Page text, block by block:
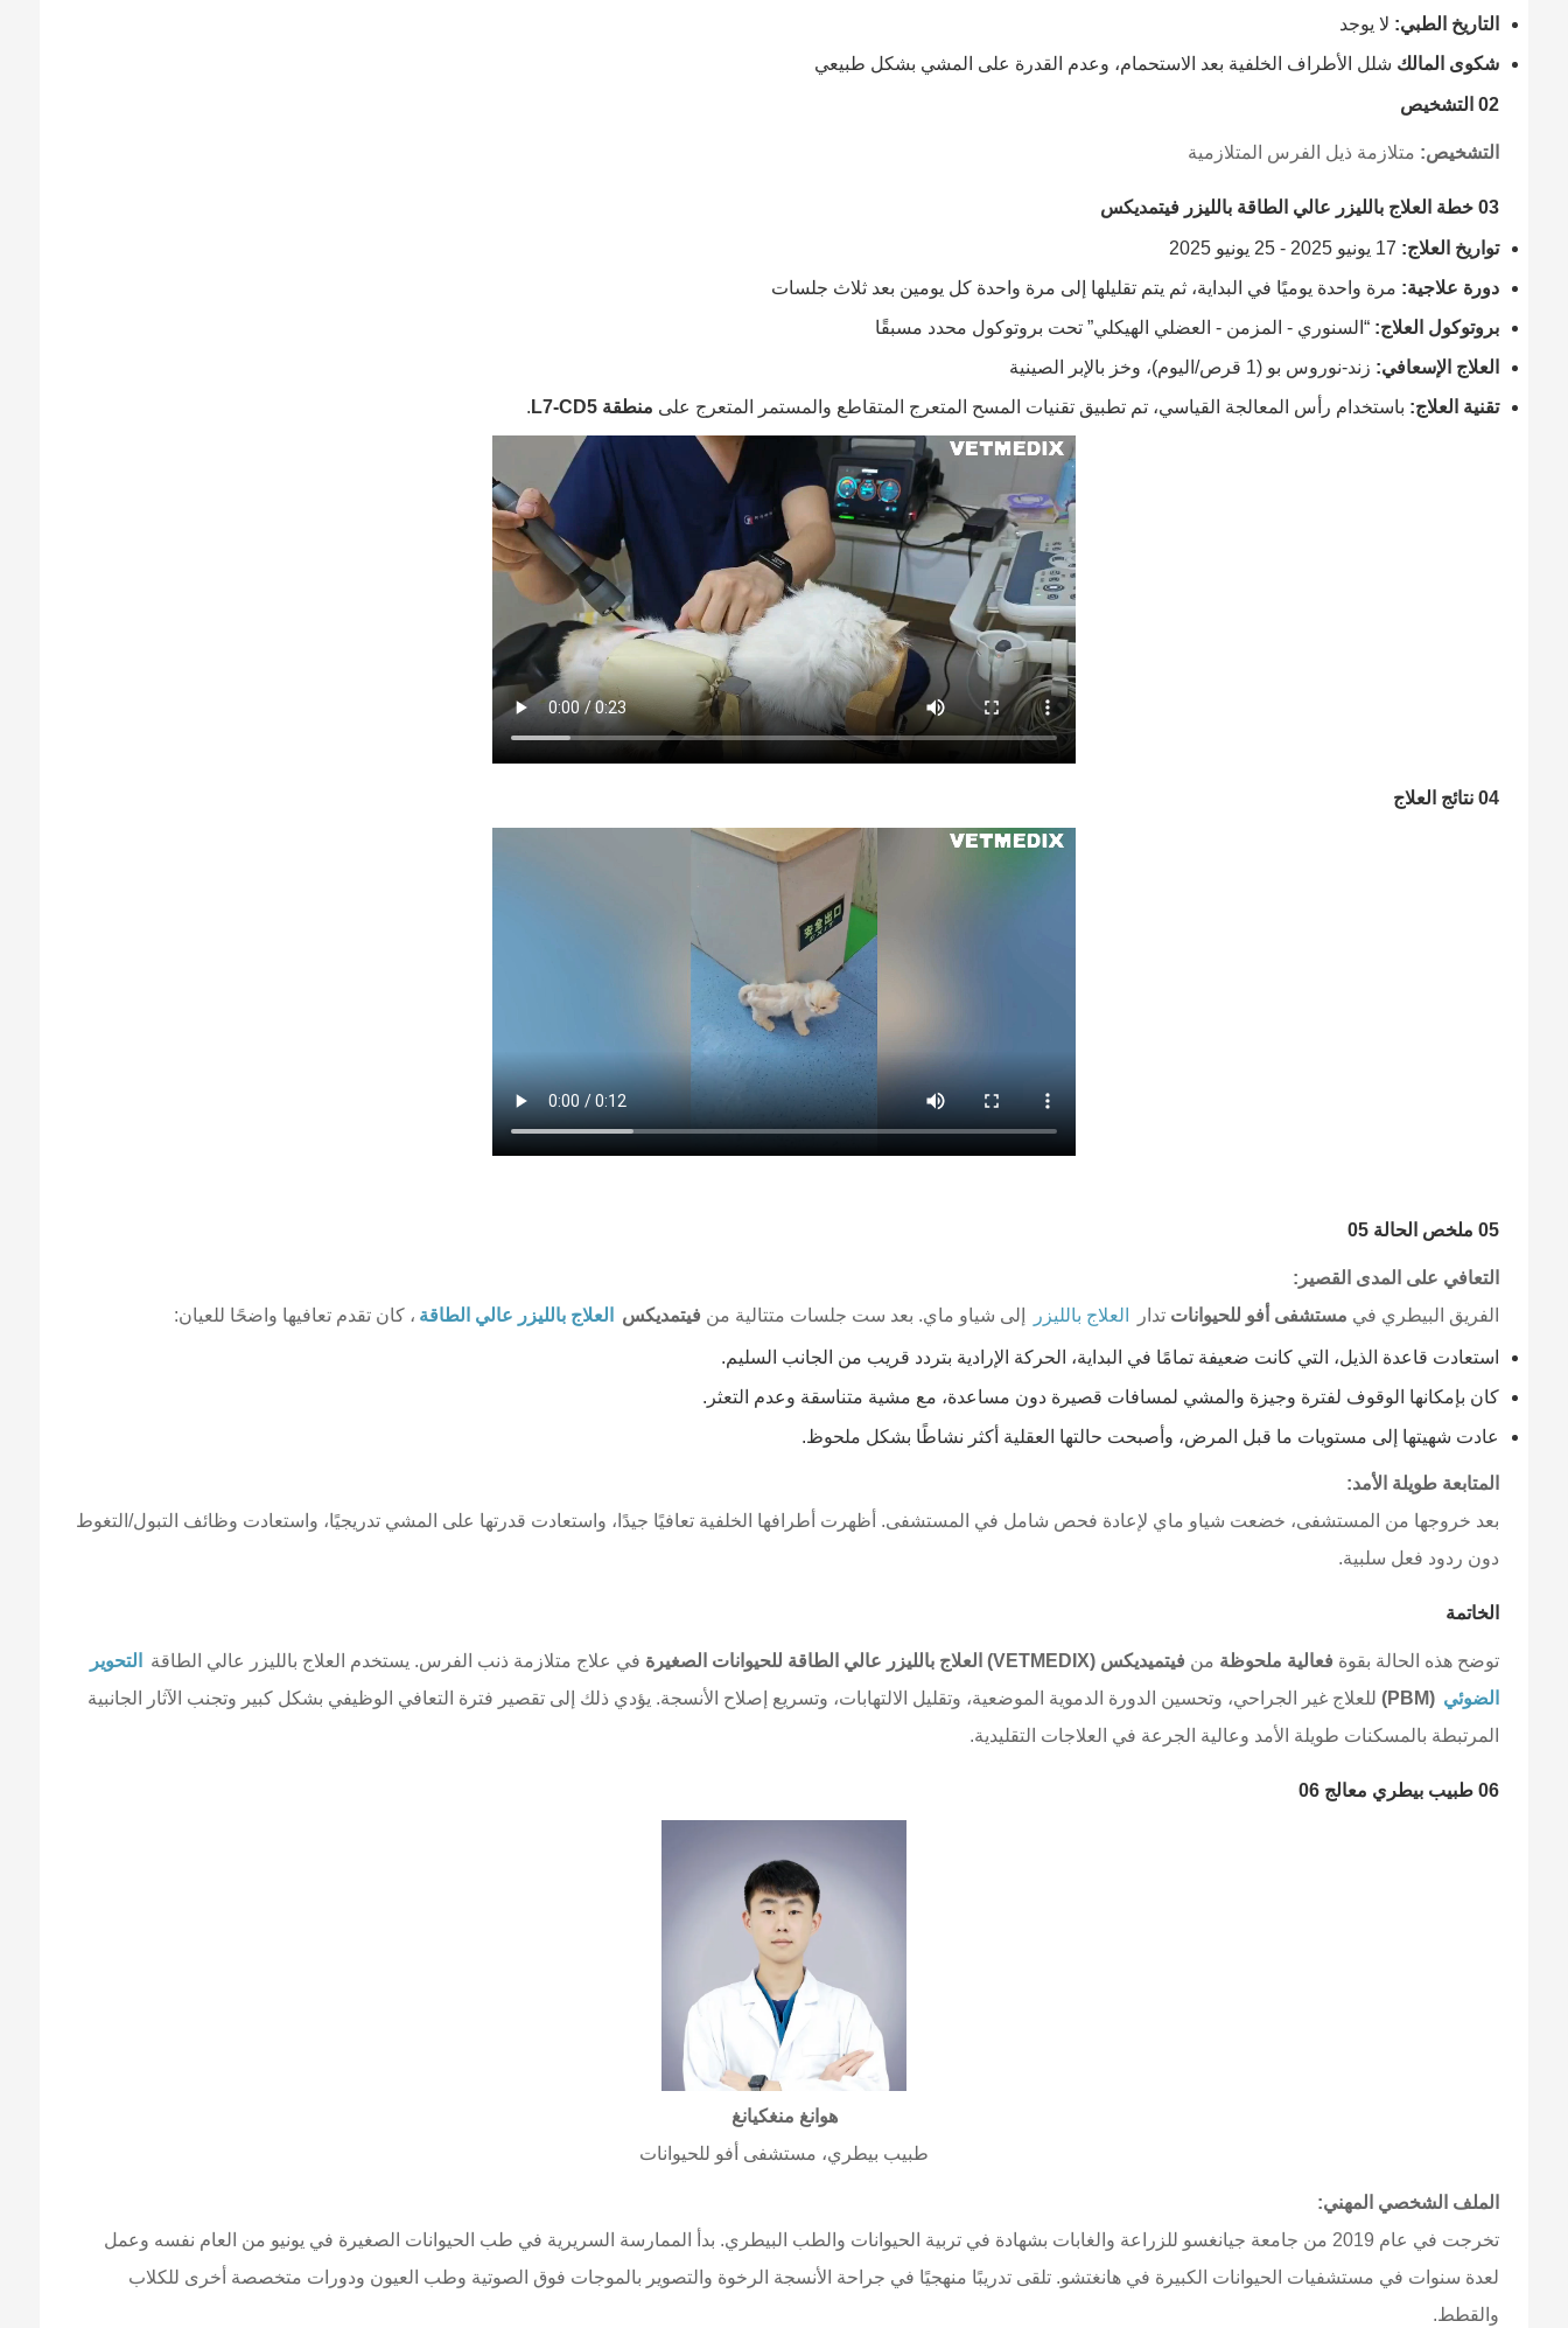
التاريخ الطبي: لا يوجد
شكوى المالك شلل الأطراف الخلفية بعد الاستحمام، وعدم القدرة على المشي بشكل طبيعي
02 التشخيص
التشخيص: متلازمة ذيل الفرس المتلازمية
03 خطة العلاج بالليزر عالي الطاقة بالليزر فيتمديكس
تواريخ العلاج:
دورة علاجية: مرة واحدة يوميًا في البداية، ثم يتم تقليلها إلى مرة واحدة كل يومين بعد ثلاث جلسات
بروتوكول العلاج: “السنوري - المزمن - العضلي الهيكلي” تحت بروتوكول محدد مسبقًا
العلاج الإسعافي: زند-نوروس بو (1 قرص/اليوم)، وخز بالإبر الصينية
تقنية العلاج: باستخدام رأس المعالجة القياسي، تم تطبيق تقنيات المسح المتعرج المتقاطع والمستمر المتعرج على منطقة L7-CD5 .
04 نتائج العلاج
05 ملخص الحالة 05
التعافي على المدى القصير:
الفريق البيطري في مستشفى أفو للحيوانات تدار العلاج بالليزر إلى شياو ماي. بعد ست جلسات متتالية من فيتمديكس العلاج بالليزر عالي الطاقة ، كان تقدم تعافيها واضحًا للعيان:
استعادت قاعدة الذيل، التي كانت ضعيفة تمامًا في البداية، الحركة الإرادية بتردد قريب من الجانب السليم.
كان بإمكانها الوقوف لفترة وجيزة والمشي لمسافات قصيرة دون مساعدة، مع مشية متناسقة وعدم التعثر.
عادت شهيتها إلى مستويات ما قبل المرض، وأصبحت حالتها العقلية أكثر نشاطًا بشكل ملحوظ.
المتابعة طويلة الأمد:
بعد خروجها من المستشفى، خضعت شياو ماي لإعادة فحص شامل في المستشفى. أظهرت أطرافها الخلفية تعافيًا جيدًا، واستعادت قدرتها على المشي تدريجيًا، واستعادت وظائف التبول/التغوط
دون ردود فعل سلبية.
الخاتمة
توضح هذه الحالة بقوة فعالية ملحوظة من فيتميديكس (VETMEDIX) العلاج بالليزر عالي الطاقة للحيوانات الصغيرة في علاج متلازمة ذنب الفرس. يستخدم العلاج بالليزر عالي الطاقة
التحوير
الضوئي (PBM)
للعلاج غير الجراحي، وتحسين الدورة الدموية الموضعية، وتقليل الالتهابات، وتسريع إصلاح الأنسجة. يؤدي ذلك إلى تقصير فترة التعافي الوظيفي بشكل كبير وتجنب الآثار الجانبية
المرتبطة بالمسكنات طويلة الأمد وعالية الجرعة في العلاجات التقليدية.
06 طبيب بيطري معالج 06
هوانغ منغكيانغ
طبيب بيطري، مستشفى أفو للحيوانات
الملف الشخصي المهني:
تخرجت في عام 2019 من جامعة جيانغسو للزراعة والغابات بشهادة في تربية الحيوانات والطب البيطري. بدأ الممارسة السريرية في طب الحيوانات الصغيرة في يونيو من العام نفسه وعمل
لعدة سنوات في مستشفيات الحيوانات الكبيرة في هانغتشو. تلقى تدريبًا منهجيًا في جراحة الأنسجة الرخوة والتصوير بالموجات فوق الصوتية وطب العيون ودورات متخصصة أخرى للكلاب
والقطط.